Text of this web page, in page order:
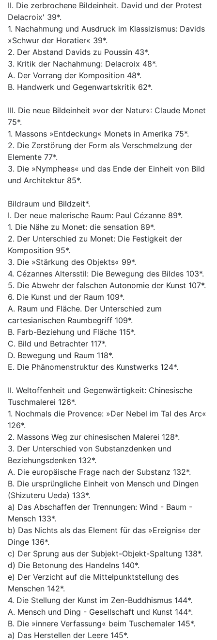
II. Die zerbrochene Bildeinheit. David und der Protest
Delacroix' 39*.
1. Nachahmung und Ausdruck im Klassizismus: Davids
»Schwur der Horatier« 39*.
2. Der Abstand Davids zu Poussin 43*.
3. Kritik der Nachahmung: Delacroix 48*.
A. Der Vorrang der Komposition 48*.
B. Handwerk und Gegenwartskritik 62*.
III. Die neue Bildeinheit »vor der Natur«: Claude Monet
75*.
1. Massons »Entdeckung« Monets in Amerika 75*.
2. Die Zerstörung der Form als Verschmelzung der
Elemente 77*.
3. Die »Nympheas« und das Ende der Einheit von Bild
und Architektur 85*.
Bildraum und Bildzeit*.
I. Der neue malerische Raum: Paul Cézanne 89*.
1. Die Nähe zu Monet: die sensation 89*.
2. Der Unterschied zu Monet: Die Festigkeit der
Komposition 95*.
3. Die »Stärkung des Objekts« 99*.
4. Cézannes Altersstil: Die Bewegung des Bildes 103*.
5. Die Abwehr der falschen Autonomie der Kunst 107*.
6. Die Kunst und der Raum 109*.
A. Raum und Fläche. Der Unterschied zum
cartesianischen Raumbegriff 109*.
B. Farb-Beziehung und Fläche 115*.
C. Bild und Betrachter 117*.
D. Bewegung und Raum 118*.
E. Die Phänomenstruktur des Kunstwerks 124*.
II. Weltoffenheit und Gegenwärtigkeit: Chinesische
Tuschmalerei 126*.
1. Nochmals die Provence: »Der Nebel im Tal des Arc«
126*.
2. Massons Weg zur chinesischen Malerei 128*.
3. Der Unterschied von Substanzdenken und
Beziehungsdenken 132*.
A. Die europäische Frage nach der Substanz 132*.
B. Die ursprüngliche Einheit von Mensch und Dingen
(Shizuteru Ueda) 133*.
a) Das Abschaffen der Trennungen: Wind - Baum -
Mensch 133*.
b) Das Nichts als das Element für das »Ereignis« der
Dinge 136*.
c) Der Sprung aus der Subjekt-Objekt-Spaltung 138*.
d) Die Betonung des Handelns 140*.
e) Der Verzicht auf die Mittelpunktstellung des
Menschen 142*.
4. Die Stellung der Kunst im Zen-Buddhismus 144*.
A. Mensch und Ding - Gesellschaft und Kunst 144*.
B. Die »innere Verfassung« beim Tuschemaler 145*.
a) Das Herstellen der Leere 145*.